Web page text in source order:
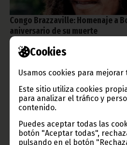
Cookies
Usamos cookies para
Este sitio utiliza cookies
para analizar el tráfico y
contenido.
Puedes aceptar todas las
botón "Aceptar todas",
pulsando en el botón
Congo Brazzaville: Homenaje a
aniversario de su muerte
mayo 11, 2022
Los amantes del reggae han
41º aniversario de la muerte de Bob
mayo de 1981 en Miami, en las
el público, a la edad de 36 años.
Cultura